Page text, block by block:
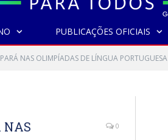
PUBLICAÇÕES OFICIAIS
NAS OLIMPÍADAS DE LÍNGUA PORTUGUESA
NAS
0